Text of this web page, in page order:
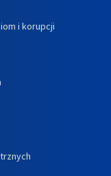
i korupcji